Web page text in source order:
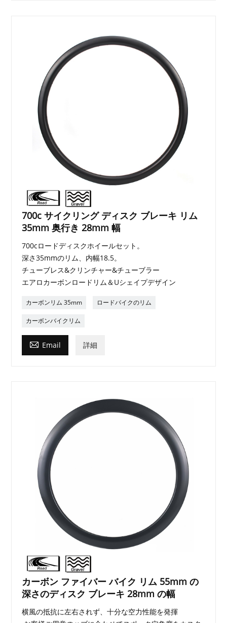
700c サイクリング ディスク ブレーキ リム
35mm 奥行き 28mm 幅
700cロードディスクホイールセット。
深さ35mmのリム、内幅18.5。
チューブレス&クリンチャー&チューブラー
エアロカーボンロードリム＆Uシェイプデザイン
カーボンリム 35mm ロードバイクのリム
カーボンバイクリム
 Email 詳細
カーボン ファイバー バイク リム 55mm の
深さのディスク ブレーキ 28mm の幅
横風の抵抗に左右されず、十分な空力性能を発揮